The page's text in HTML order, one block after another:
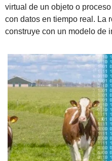
virtual de un objeto o
con datos en tiempo real. La
construye con un modelo de